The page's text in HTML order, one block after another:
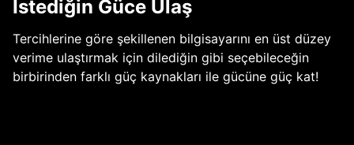
İstediğin Güce Ulaş
Tercihlerine göre şekillenen bilgisayarını en üst düzey
verime ulaştırmak için dilediğin gibi seçebileceğin
birbirinden farklı güç kaynakları ile gücüne güç kat!